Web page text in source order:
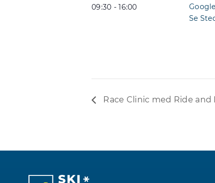
09:30 - 16:00
Se
Race Clinic med Ride and